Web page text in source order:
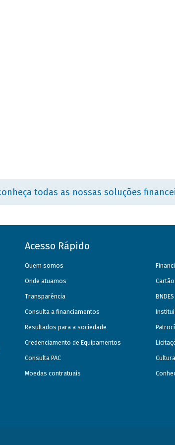
todas as nossas soluções
Acesso Rápido
Quem somos
Onde atuamos
Transparência
Consulta a financiamentos
Resultados para a sociedade
Credenciamento de Equipamentos
Consulta PAC
Moedas contratuais
Cartão